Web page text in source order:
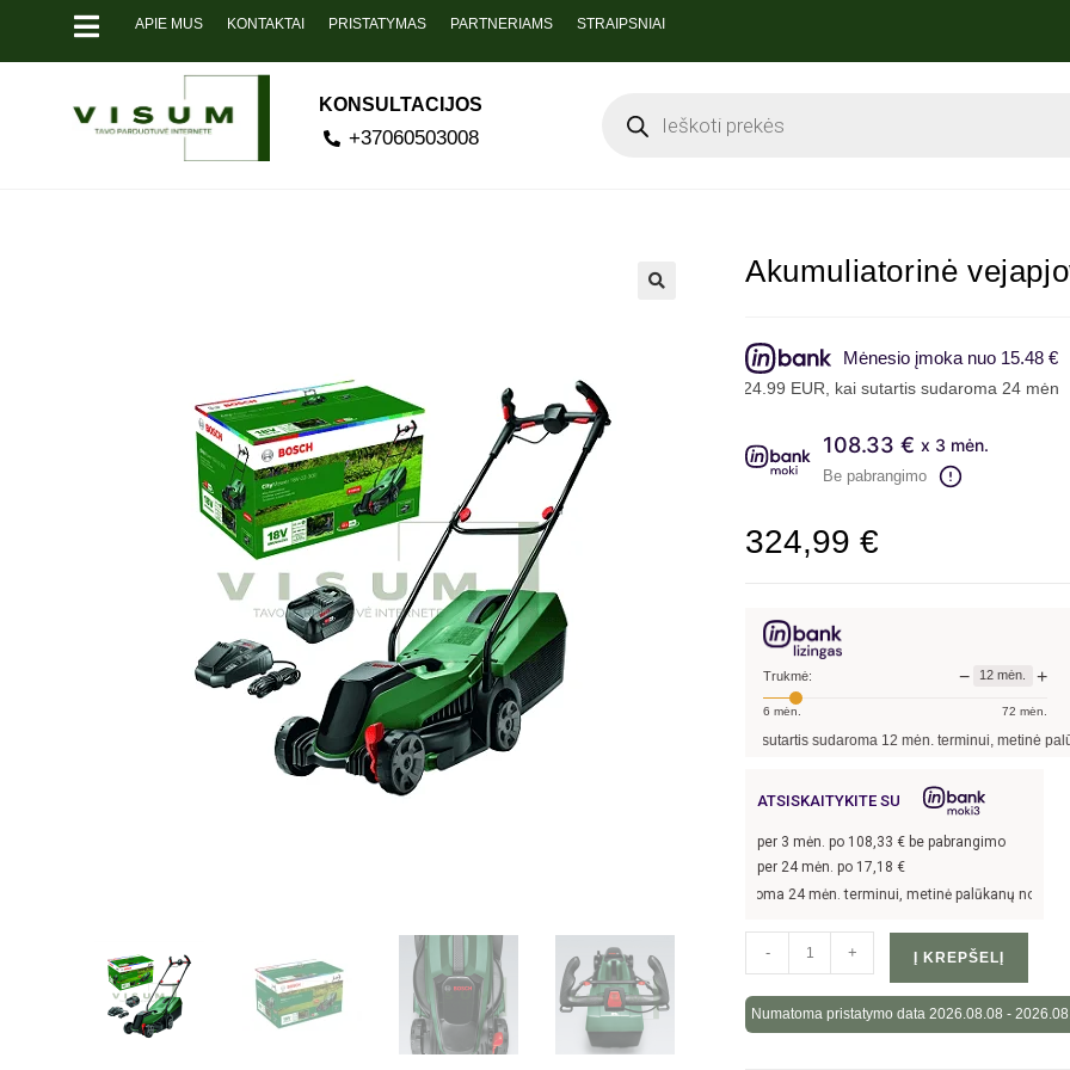
APIE MUS KONTAKTAI PRISTATYMAS PARTNERIAMS STRAIPSNIAI
KONSULTACIJOS
+37060503008
Akumuliatorinė
Mėnesio įmoka nuo 15.48 €
Pavyzdžiui, skolinantis 324.99 EUR, kai sutartis sudaroma 24 mėn. terminui,
108.33 € x 3 mėn.
Be pabrangimo
324,99 €
Trukmė: − 12 mėn. +
6 mėn. 72 mėn.
Pavyzdžiui, skolinantis €, kai sutartis sudaroma12mėn. terminui, metinė palūkanų norma –
ATSISKAITYKITE SU
per 3 mėn. po 108,33 € be pabrangimo
per 24 mėn. po 17,18 €
€, kai sutartis sudaroma 24 mėn. terminui, metinė palūkanų norma – 13,9%,
- + Į KREPŠELĮ
Numatoma pristatymo data 2026.08.08 -